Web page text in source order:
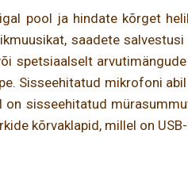
pool ja hindate kõrget
saadete
spetsiaalselt
Sisseehitatud mikrofoni
on sisseehitatud
kõrvaklapid, millel on USB-